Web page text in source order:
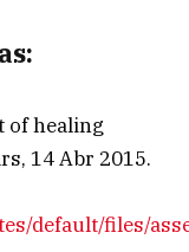
of healing
14 Abr 2015.
default/files/